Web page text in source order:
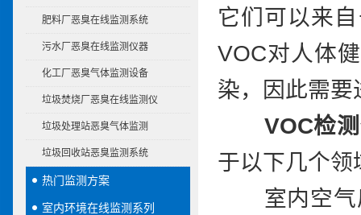
肥料厂恶臭在线监测系统
污水厂恶臭在线监测仪器
化工厂恶臭气体监测设备
垃圾焚烧厂恶臭在线监测仪
垃圾处理站恶臭气体监测
垃圾回收站恶臭监测系统
热门监测方案
室内环境在线监测系列
它们可以来
VOC对人体
染，因此需要
VOC检
于以下几个领
室内空气质